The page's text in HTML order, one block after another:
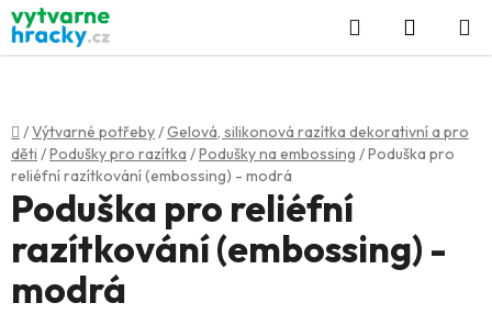
Přejít
na
obsah
Hledat
KOŠÍK
Domů
/Výtvarné potřeby/Gelová, silikonová razítka dekorativní a pro
děti /Podušky pro razítka /Podušky na embossing /Poduška pro
reliéfní razítkování (embossing) - modrá
Poduška pro reliéfní
razítkování (embossing) -
modrá